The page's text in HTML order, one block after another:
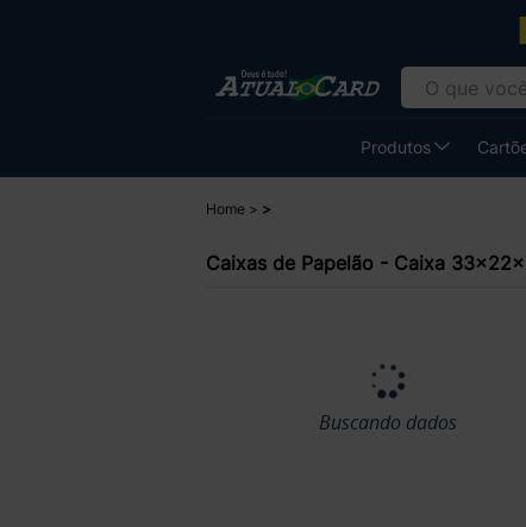
Produtos
Home
Caixas de Papelão - Caixa
Buscando dados